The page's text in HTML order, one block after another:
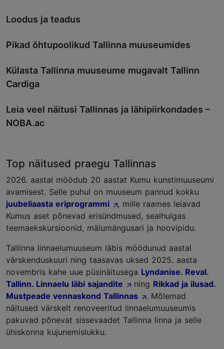
Loodus ja teadus
Pikad õhtupoolikud Tallinna muuseumides
Külasta Tallinna muuseume mugavalt Tallinn
Cardiga
Leia veel näitusi Tallinnas ja lähipiirkondades –
NOBA.ac
Top näitused praegu Tallinnas
2026. aastal möödub 20 aastat Kumu kunstimuuseumi
avamisest. Selle puhul on muuseum pannud kokku
juubeliaasta eriprogrammi
, mille raames leiavad
Kumus aset põnevad erisündmused, sealhulgas
teemaekskursioonid, mälumängusari ja hoovipidu.
Tallinna linnaelumuuseum läbis möödunud aastal
värskenduskuuri ning taasavas uksed 2025. aasta
novembris kahe uue püsinäitusega Lyndanise. Reval.
Tallinn. Linnaelu läbi sajandite
ning Rikkad ja ilusad.
Mustpeade vennaskond Tallinnas
. Mõlemad
näitused värskelt renoveeritud linnaelumuuseumis
pakuvad põnevat sissevaadet Tallinna linna ja selle
ühiskonna kujunemislukku.